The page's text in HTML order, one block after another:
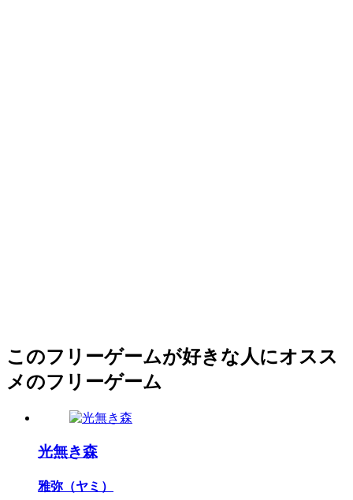
このフリーゲームが好きな人にオスス
メのフリーゲーム
光無き森
雅弥（ヤミ）